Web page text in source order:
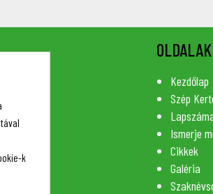
OLDALAK
Kezdőlap
Szép
Ismerje
Cikkek
Galéria
k